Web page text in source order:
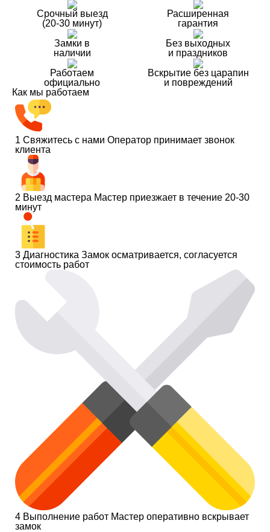
Срочный выезд
(20-30 минут)
Расширенная
гарантия
Замки в
наличии
Без выходных
и праздников
Работаем
официально
Вскрытие без царапин
и повреждений
Как мы работаем
1 Свяжитесь с нами Оператор принимает звонок
клиента
2 Выезд мастера Мастер приезжает в течение 20-30
минут
3 Диагностика Замок осматривается, согласуется
стоимость работ
4 Выполнение работ Мастер оперативно вскрывает
замок